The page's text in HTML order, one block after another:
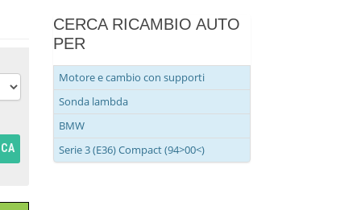
CERCA RICAMBIO AUTO
PER
Motore e cambio con supporti
Sonda lambda
BMW
Serie 3 (E36) Compact (94>00<)